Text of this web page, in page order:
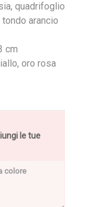
quadrifoglio
arancio
cm
oro rosa
le tue